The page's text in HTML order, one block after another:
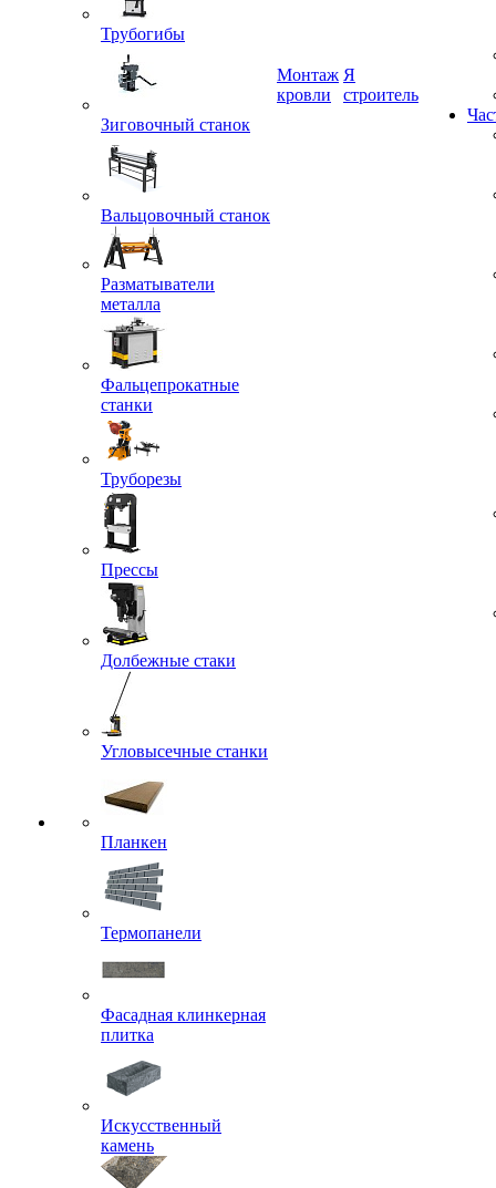
Трубогибы
Зиговочный станок
Вальцовочный станок
Разматыватели
металла
Фальцепрокатные
станки
Труборезы
Прессы
Долбежные стаки
Угловысечные станки
Планкен
Термопанели
Фасадная клинкерная
плитка
Искусственный
камень
Монтаж
Я